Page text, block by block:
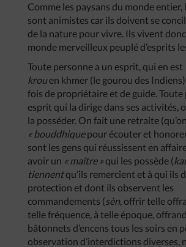
Comme les paysans du monde entier,
sont animistes car ils doivent se
de la nature pour vivre. Ils vivent
monde merveilleux peuplé d’esprits
Toute personne a un esprit, qui en est
krouen khmer (le gourou des
fois de propriétaire et de guide. Toute
esprit qui la dirige dans ses activités,
la posséder. On fait une retraite
« bouddhiquepour écouter et
sont les gens qui réussissent en
avoir un « maître » qui les possède (
tiennentqu’ils remercient et à qui ils
protection et dont ils observent les
commandements (sèn, offrir telle
telle fréquence, à telle époque,
bâtonnets d’encens tous les soirs en
observation d’interdictions diverses,